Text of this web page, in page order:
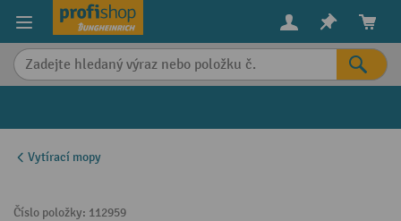
content
Vytírací mopy
Číslo položky: 112959